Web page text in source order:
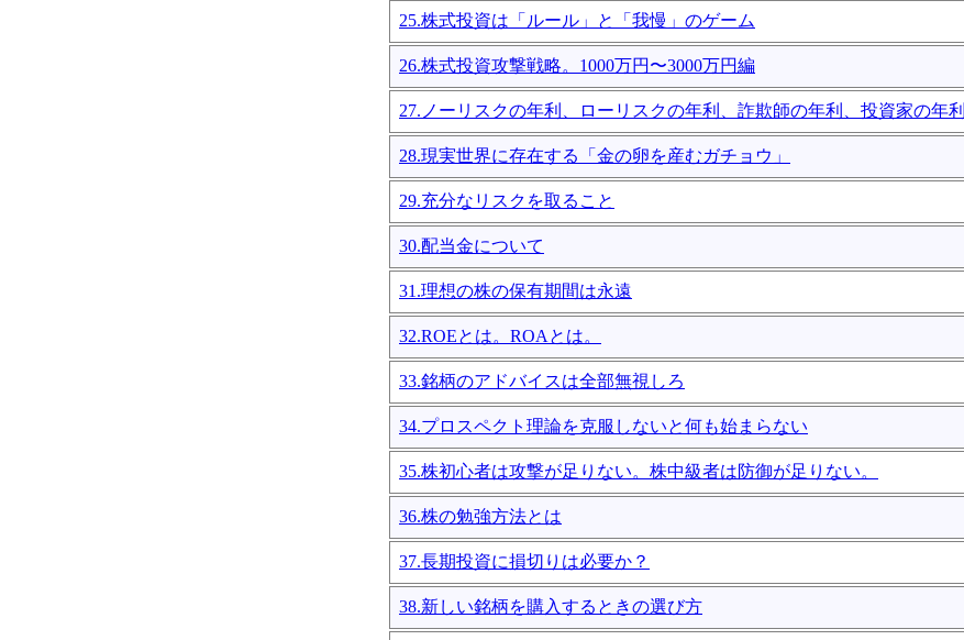
25.株式投資は「ルール」と「我慢」のゲーム
26.株式投資攻撃戦略。1000万円〜3000万円編
27.ノーリスクの年利、ローリスクの年利、詐欺師の年利、投資家の年利
28.現実世界に存在する「金の卵を産むガチョウ」
29.充分なリスクを取ること
30.配当金について
31.理想の株の保有期間は永遠
32.ROEとは。ROAとは。
33.銘柄のアドバイスは全部無視しろ
34.プロスペクト理論を克服しないと何も始まらない
35.株初心者は攻撃が足りない。株中級者は防御が足りない。
36.株の勉強方法とは
37.長期投資に損切りは必要か？
38.新しい銘柄を購入するときの選び方